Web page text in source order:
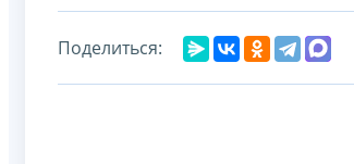
Поделиться: